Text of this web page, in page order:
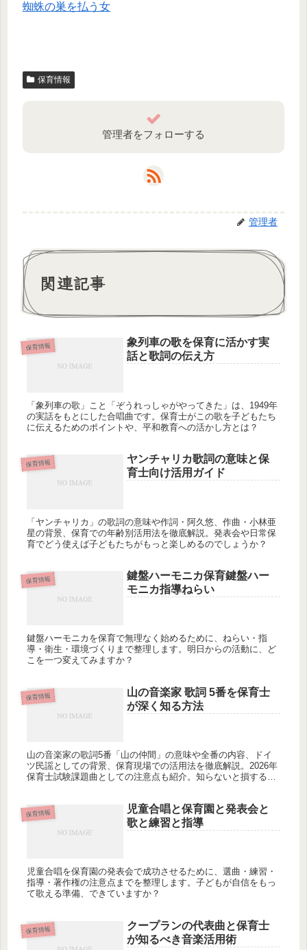
蜘蛛の巣を払う女
保育情報
管理者をフォローする
管理者
関連記事
保育情報
象列車の歌を保育に活かす実
話と歌詞の伝え方
「象列車の歌」こと「ぞうれっしゃがやってきた」は、1949年
の実話をもとにした合唱曲です。保育士がこの歌を子どもたち
に伝えるためのポイントや、平和教育への活かし方とは？
保育情報
ヤンチャリカ歌詞の意味と保
育士向け活用ガイド
「ヤンチャリカ」の歌詞の意味や作詞・阿久悠、作曲・小林亜
星の背景、保育での年齢別活用法を徹底解説。発表会や日常保
育でどう使えば子どもたちがもっと楽しめるのでしょうか？
保育情報
鍵盤ハーモニカ保育鍵盤ハー
モニカ指導ねらい
鍵盤ハーモニカを保育で無理なく始めるために、ねらい・指
導・衛生・環境づくりまで整理します。明日からの活動に、ど
こを一つ変えてみますか？
保育情報
山の音楽家 歌詞 5番を保育士
が深く知る方法
山の音楽家の歌詞5番「山の仲間」の意味や全番の内容、ドイ
ツ民謡としての背景、保育現場での活用法を徹底解説。2026年
保育士試験課題曲としての注意点も紹介。知らないと損する情
保育情報
児童合唱と保育園と発表会と
歌と練習と指導
児童合唱を保育園の発表会で成功させるために、選曲・練習・
指導・著作権の注意点までを整理します。子どもが自信をもっ
て歌える準備、できていますか？
保育情報
クープランの代表曲と保育士
が知るべき音楽活用術